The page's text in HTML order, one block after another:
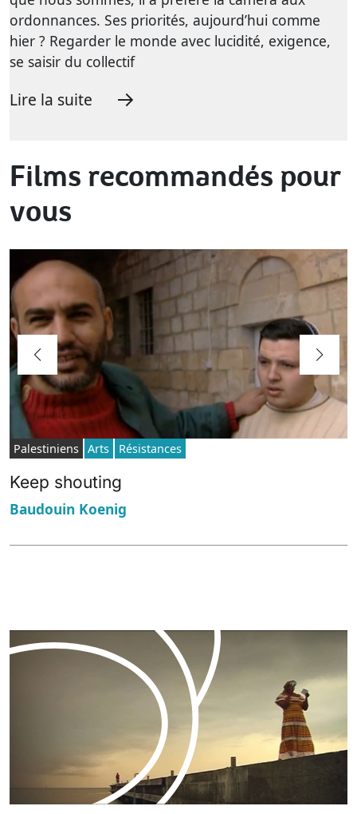
ordonnances. Ses priorités, aujourd’hui comme
hier ? Regarder le monde avec lucidité, exigence,
se saisir du collectif
Lire la suite
Films recommandés pour
vous
Palestiniens Arts Résistances
Keep shouting
Baudouin Koenig